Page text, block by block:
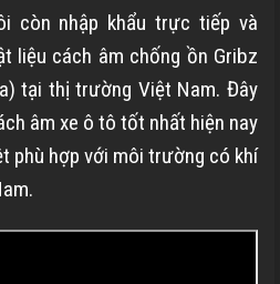
còn nhập khẩu trực tiếp và
liệu cách âm chống ồn Gribz
tại thị trường Việt Nam. Đây
âm xe ô tô tốt nhất hiện nay
phù hợp với môi trường có khí